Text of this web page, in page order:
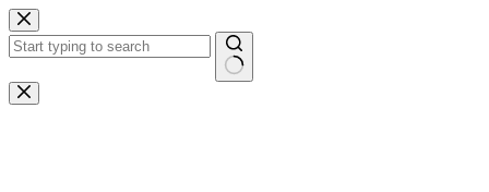
Zum
Inhalt
springen
Keine
Ergebnisse